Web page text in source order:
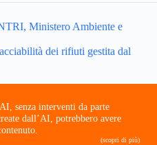
Ministero Ambiente e
dei rifiuti gestita dal
senza interventi da parte
dall’AI, potrebbero avere
(scopri di più)